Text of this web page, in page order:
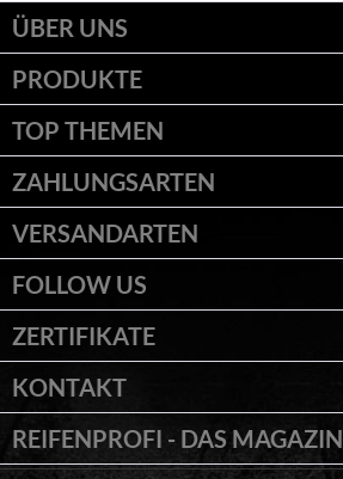
ÜBER UNS
PRODUKTE
TOP THEMEN
ZAHLUNGSARTEN
VERSANDARTEN
FOLLOW US
ZERTIFIKATE
KONTAKT
REIFENPROFI - DAS MAGAZIN